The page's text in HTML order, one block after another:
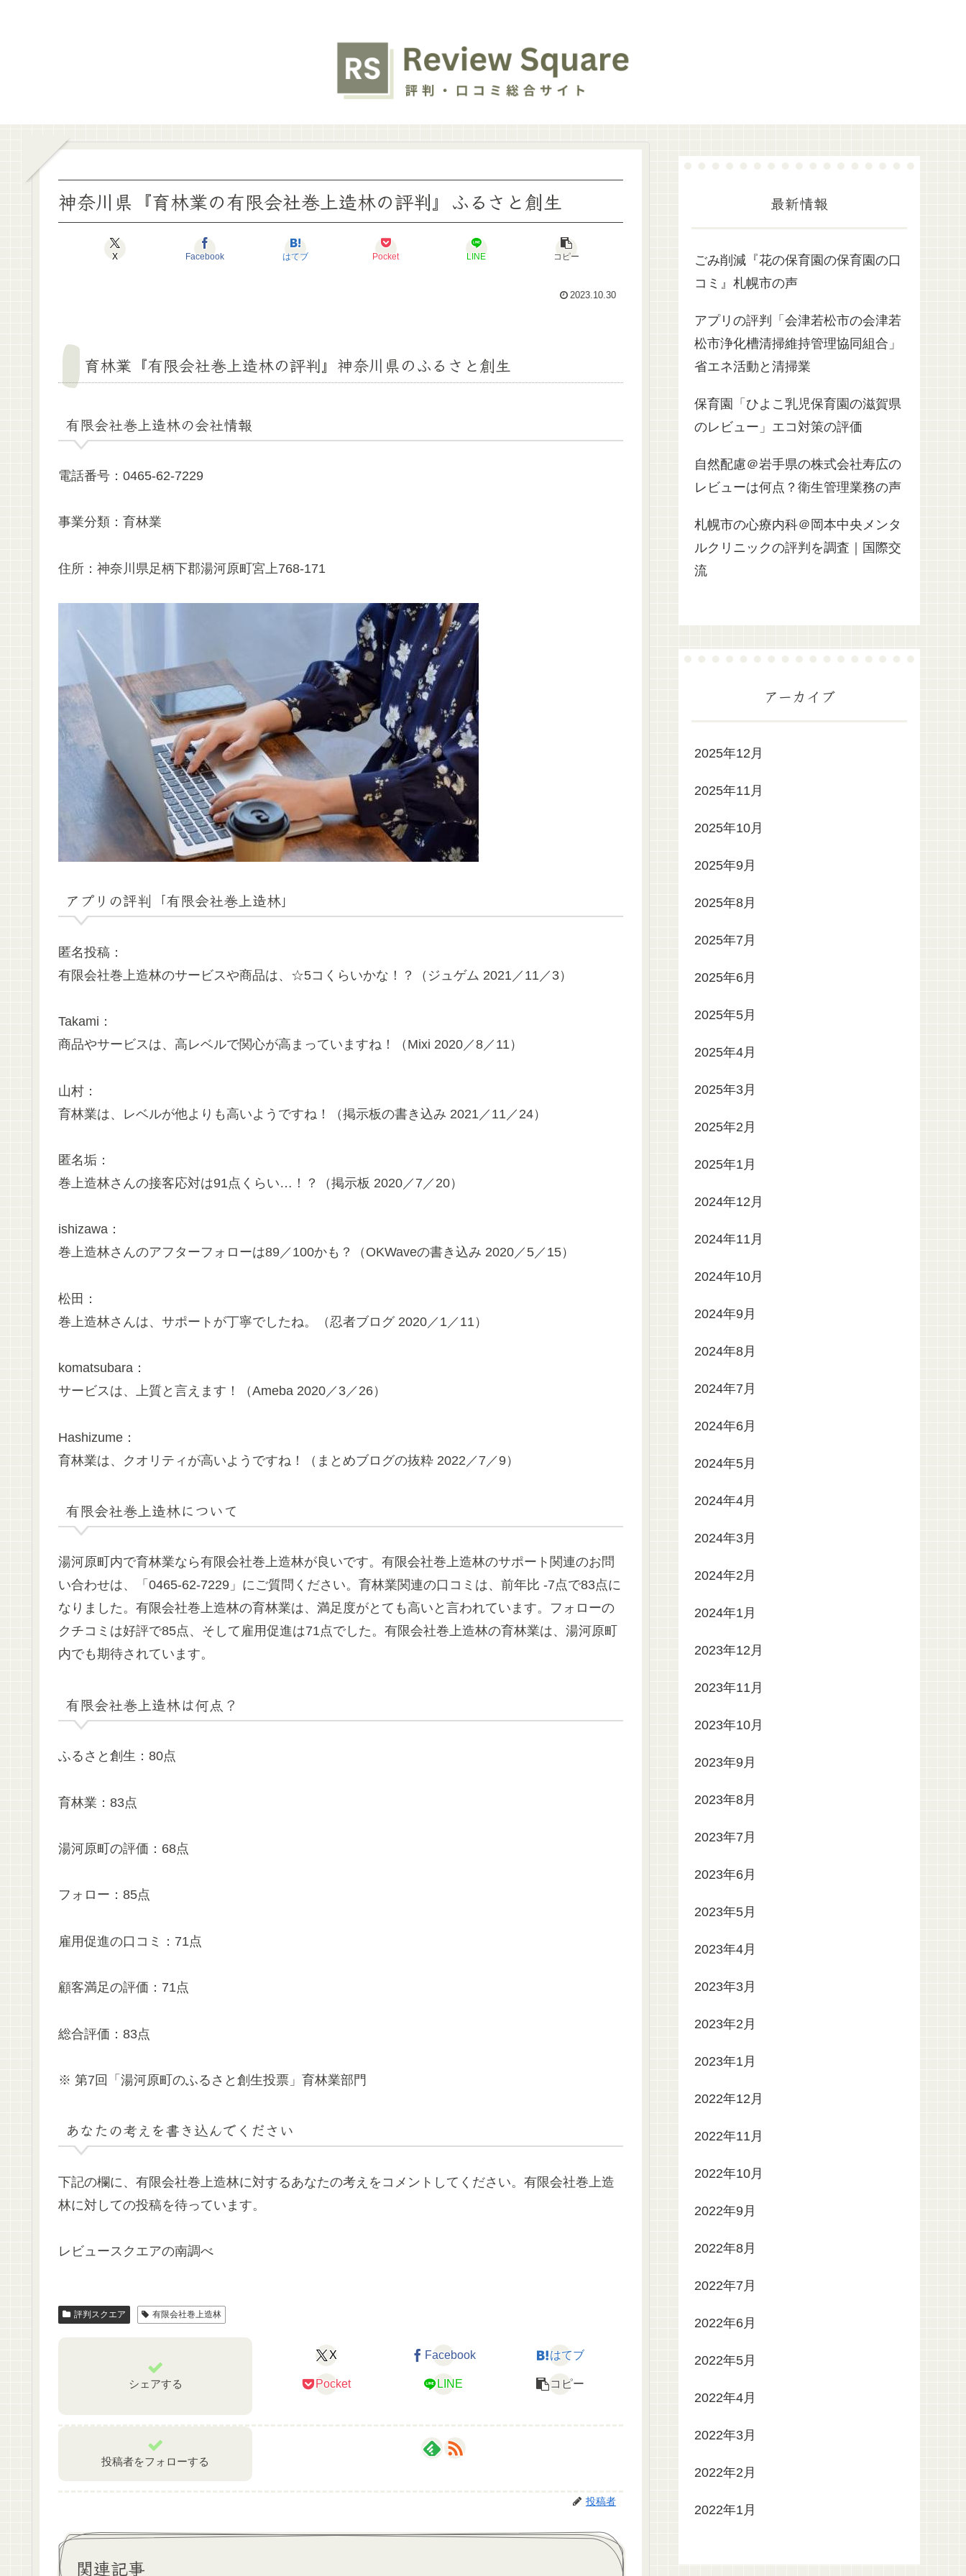
神奈川県『育林業の有限会社巻上造林の評判』ふるさと創生
X Facebook はてブ Pocket LINE コピー
2023.10.30
育林業『有限会社巻上造林の評判』神奈川県のふるさと創生
有限会社巻上造林の会社情報
電話番号：0465-62-7229
事業分類：育林業
住所：神奈川県足柄下郡湯河原町宮上768-171
アプリの評判「有限会社巻上造林」
匿名投稿：
有限会社巻上造林のサービスや商品は、☆5コくらいかな！？（ジュゲム 2021／11／3）
Takami：
商品やサービスは、高レベルで関心が高まっていますね！（Mixi 2020／8／11）
山村：
育林業は、レベルが他よりも高いようですね！（掲示板の書き込み 2021／11／24）
匿名垢：
巻上造林さんの接客応対は91点くらい…！？（掲示板 2020／7／20）
ishizawa：
巻上造林さんのアフターフォローは89／100かも？（OKWaveの書き込み 2020／5／15）
松田：
巻上造林さんは、サポートが丁寧でしたね。（忍者ブログ 2020／1／11）
komatsubara：
サービスは、上質と言えます！（Ameba 2020／3／26）
Hashizume：
育林業は、クオリティが高いようですね！（まとめブログの抜粋 2022／7／9）
有限会社巻上造林について
湯河原町内で育林業なら有限会社巻上造林が良いです。有限会社巻上造林のサポート関連のお問
い合わせは、「0465-62-7229」にご質問ください。育林業関連の口コミは、前年比 -7点で83点に
なりました。有限会社巻上造林の育林業は、満足度がとても高いと言われています。フォローの
クチコミは好評で85点、そして雇用促進は71点でした。有限会社巻上造林の育林業は、湯河原町
内でも期待されています。
有限会社巻上造林は何点？
ふるさと創生：80点
育林業：83点
湯河原町の評価：68点
フォロー：85点
雇用促進の口コミ：71点
顧客満足の評価：71点
総合評価：83点
※ 第7回「湯河原町のふるさと創生投票」育林業部門
あなたの考えを書き込んでください
下記の欄に、有限会社巻上造林に対するあなたの考えをコメントしてください。有限会社巻上造
林に対しての投稿を待っています。
レビュースクエアの南調べ
評判スクエア 有限会社巻上造林
シェアする
X Facebook はてブ
Pocket LINE コピー
投稿者をフォローする
投稿者
関連記事
最新情報
ごみ削減『花の保育園の保育園の口
コミ』札幌市の声
アプリの評判「会津若松市の会津若
松市浄化槽清掃維持管理協同組合」
省エネ活動と清掃業
保育園「ひよこ乳児保育園の滋賀県
のレビュー」エコ対策の評価
自然配慮＠岩手県の株式会社寿広の
レビューは何点？衛生管理業務の声
札幌市の心療内科＠岡本中央メンタ
ルクリニックの評判を調査｜国際交
流
アーカイブ
2025年12月
2025年11月
2025年10月
2025年9月
2025年8月
2025年7月
2025年6月
2025年5月
2025年4月
2025年3月
2025年2月
2025年1月
2024年12月
2024年11月
2024年10月
2024年9月
2024年8月
2024年7月
2024年6月
2024年5月
2024年4月
2024年3月
2024年2月
2024年1月
2023年12月
2023年11月
2023年10月
2023年9月
2023年8月
2023年7月
2023年6月
2023年5月
2023年4月
2023年3月
2023年2月
2023年1月
2022年12月
2022年11月
2022年10月
2022年9月
2022年8月
2022年7月
2022年6月
2022年5月
2022年4月
2022年3月
2022年2月
2022年1月